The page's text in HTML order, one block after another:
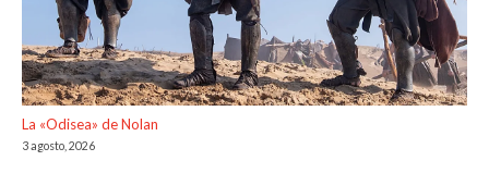
La «Odisea» de Nolan
3 agosto, 2026